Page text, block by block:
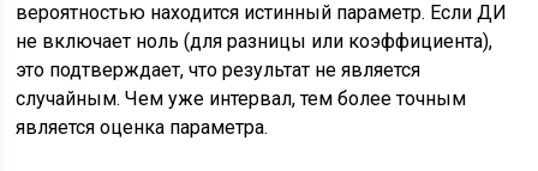
вероятностью находится истинный параметр. Если ДИ
не включает ноль (для разницы или коэффициента),
это подтверждает, что результат не является
случайным. Чем уже интервал, тем более точным
является оценка параметра.